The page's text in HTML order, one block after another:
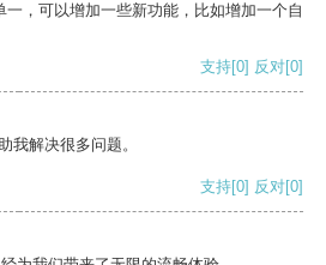
，可以增加一些新功能，比如增加一个自
支持[0] 反对[0]
我解决很多问题。
支持[0] 反对[0]